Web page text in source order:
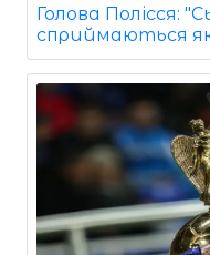
Голова Полісся:
сприймаються